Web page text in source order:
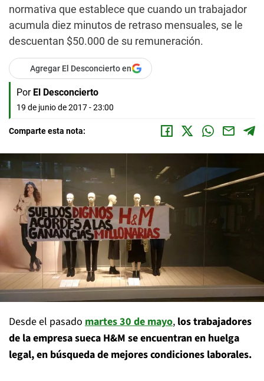
normativa que establece que cuando un trabajador
acumula diez minutos de retraso mensuales, se le
descuentan $50.000 de su remuneración.
Agregar El Desconcierto en
Por El Desconcierto
19 de junio de 2017 - 23:00
Comparte esta nota:
Desde el pasado martes 30 de mayo, los trabajadores
de la empresa sueca H&M se encuentran en huelga
legal, en búsqueda de mejores condiciones laborales.